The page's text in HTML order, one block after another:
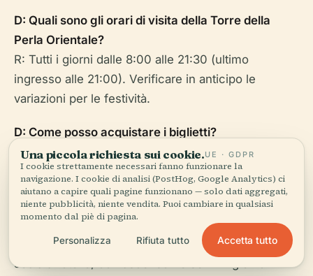
D: Quali sono gli orari di visita della Torre della
Perla Orientale?
R: Tutti i giorni dalle 8:00 alle 21:30 (ultimo
ingresso alle 21:00). Verificare in anticipo le
variazioni per le festività.
D: Come posso acquistare i biglietti?
R: Online tramite piattaforme affidabili come
247Tickets,Travel China Guide, o all'ingresso.
D: La torre è accessibile per i visitatori con
disabilità?
R: Sì, tutte le aree principali sono accessibili in
sedia a rotelle, con ascensori e servizi igienici
Una piccola richiesta sui cookie.UE · GDPR
I cookie strettamente necessari fanno funzionare la
navigazione. I cookie di analisi (PostHog, Google Analytics) ci
aiutano a capire quali pagine funzionano — solo dati aggregati,
niente pubblicità, niente vendita. Puoi cambiare in qualsiasi
momento dal piè di pagina.
Personalizza Rifiuta tutto Accetta tutto